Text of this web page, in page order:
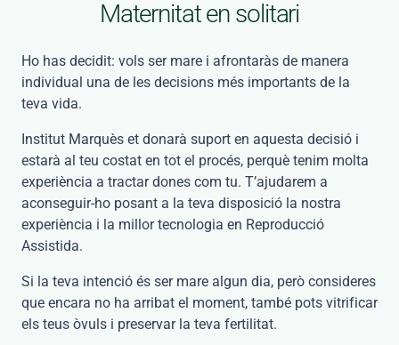
Maternitat en solitari
Ho has decidit: vols ser mare i afrontaràs de manera
individual una de les decisions més importants de la
teva vida.
Institut Marquès et donarà suport en aquesta decisió i
estarà al teu costat en tot el procés, perquè tenim molta
experiència a tractar dones com tu. T’ajudarem a
aconseguir-ho posant a la teva disposició la nostra
experiència i la millor tecnologia en Reproducció
Assistida.
Si la teva intenció és ser mare algun dia, però consideres
que encara no ha arribat el moment, també pots vitrificar
els teus òvuls i preservar la teva fertilitat.